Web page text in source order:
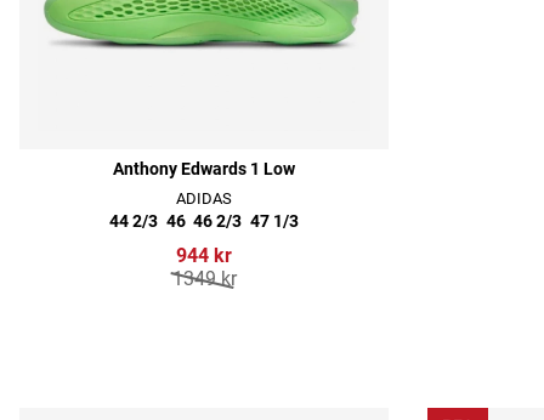
Anthony Edwards 1 Low
ADIDAS
44 2/3 46 46 2/3 47 1/3
944 kr
1349 kr